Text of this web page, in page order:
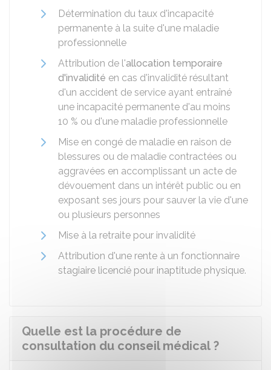
Détermination du taux d'incapacité
permanente à la suite d'une maladie
professionnelle
Attribution de l'allocation temporaire
d'invalidité en cas d'invalidité résultant
d'un accident de service ayant entraîné
une incapacité permanente d'au moins
10 % ou d'une maladie professionnelle
Mise en congé de maladie en raison de
blessures ou de maladie contractées ou
aggravées en accomplissant un acte de
dévouement dans un intérêt public ou en
exposant ses jours pour sauver la vie d'une
ou plusieurs personnes
Mise à la retraite pour invalidité
Attribution d'une rente à un fonctionnaire
stagiaire licencié pour inaptitude physique.
Quelle est la procédure de
consultation du conseil médical ?